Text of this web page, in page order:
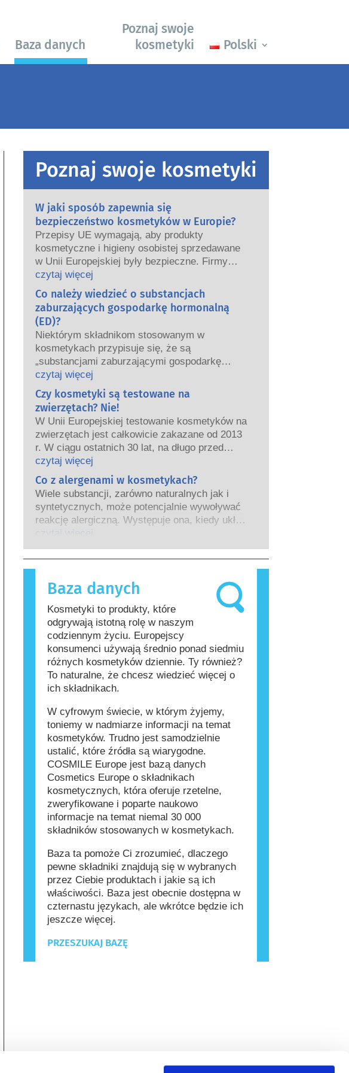
Baza danych
Poznaj swoje
kosmetyki
Polski
Poznaj swoje kosmetyki
W jaki sposób zapewnia się
bezpieczeństwo kosmetyków w Europie?
Przepisy UE wymagają, aby produkty
kosmetyczne i higieny osobistej sprzedawane
w Unii Europejskiej były bezpieczne. Firmy
oraz krajowe i europejskie organy regulacyjne
wspólnie ponoszą odpowiedzialność za
bezpieczeństwo produktów kosmetycznych.
czytaj więcej
Co należy wiedzieć o substancjach
zaburzających gospodarkę hormonalną
(ED)?
Niektórym składnikom stosowanym w
kosmetykach przypisuje się, że są
„substancjami zaburzającymi gospodarkę
hormonalną”, ponieważ mogą naśladować
niektóre właściwości naszych hormonów.
Tylko dlatego, że coś może naśladować
hormon, nie oznacza to, że zakłóci prawidłowe
funkcjonowanie układu hormonalnego.
Wiele substancji, w tym te naturalne, naśladuje
hormony. Bardzo niewiele substancji jednak, a
są to głównie leki o silnym działaniu, ma
potwierdzone działanie powodujące zaburzenia
układu hormonalnego.
Rygorystyczne oceny bezpieczeństwa
produktów przeprowadzane przez
wykwalifikowanych ekspertów naukowych, do
zobowiązane, obejmują wszystkie potencjalne
zagrożenia, w tym potencjalne zaburzenia
funkcjonowania układu hormonalnego.
czytaj więcej
Czy kosmetyki są testowane na
zwierzętach? Nie!
W Unii Europejskiej testowanie kosmetyków na
zwierzętach jest całkowicie zakazane od 2013
r. W ciągu ostatnich 30 lat, na długo przed
wprowadzeniem zakazu, przemysł
kosmetyczny inwestował w badania i rozwój,
tak aby stworzyć pionierskie alternatywy dla
testowania na zwierzętach w celu oceny
bezpieczeństwa składników i produktów
kosmetycznych.
czytaj więcej
Co z alergenami w kosmetykach?
Wiele substancji, zarówno naturalnych jak i
syntetycznych, może potencjalnie wywoływać
reakcję alergiczną. Występuje ona, kiedy układ
odpornościowy danej osoby zareaguje na
nieszkodliwe. Substancja, która powoduje
reakcję alergiczną nazywana jest alergenem.
Kosmetyki i produkty do pielęgnacji ciała mogą
zawierać składniki, które dla niektórych osób
mogą okazać się alergizujące. Nie oznacza to
jednak, że produkt nie jest bezpieczny dla
innych.
czytaj więcej
Baza danych
Kosmetyki to produkty, które
odgrywają istotną rolę w naszym
codziennym życiu. Europejscy
konsumenci używają średnio ponad siedmiu
różnych kosmetyków dziennie. Ty również?
To naturalne, że chcesz wiedzieć więcej o
ich składnikach.
W cyfrowym świecie, w którym żyjemy,
toniemy w nadmiarze informacji na temat
kosmetyków. Trudno jest samodzielnie
ustalić, które źródła są wiarygodne.
COSMILE Europe jest bazą danych
Cosmetics Europe o składnikach
kosmetycznych, która oferuje rzetelne,
zweryfikowane i poparte naukowo
informacje na temat niemal 30 000
składników stosowanych w kosmetykach.
Baza ta pomoże Ci zrozumieć, dlaczego
pewne składniki znajdują się w wybranych
przez Ciebie produktach i jakie są ich
właściwości. Baza jest obecnie dostępna w
czternastu językach, ale wkrótce będzie ich
jeszcze więcej.
PRZESZUKAJ BAZĘ